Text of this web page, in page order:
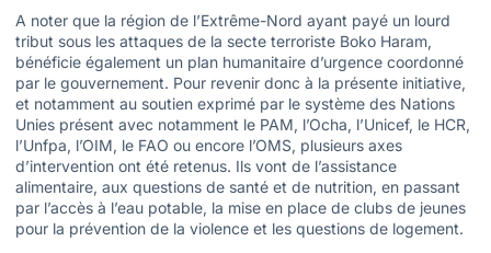
A noter que la région de l’Extrême-Nord ayant payé un lourd
tribut sous les attaques de la secte terroriste Boko Haram,
bénéficie également un plan humanitaire d’urgence coordonné
par le gouvernement. Pour revenir donc à la présente initiative,
et notamment au soutien exprimé par le système des Nations
Unies présent avec notamment le PAM, l’Ocha, l’Unicef, le HCR,
l’Unfpa, l’OIM, le FAO ou encore l’OMS, plusieurs axes
d’intervention ont été retenus. Ils vont de l’assistance
alimentaire, aux questions de santé et de nutrition, en passant
par l’accès à l’eau potable, la mise en place de clubs de jeunes
pour la prévention de la violence et les questions de logement.